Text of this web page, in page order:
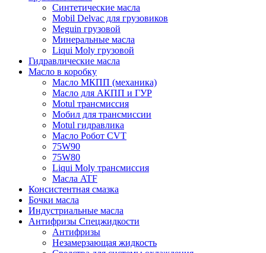
Синтетические масла
Mobil Delvac для грузовиков
Meguin грузовой
Минеральные масла
Liqui Moly грузовой
Гидравлические масла
Масло в коробку
Масло МКПП (механика)
Масло для АКПП и ГУР
Motul трансмиссия
Мобил для трансмиссии
Motul гидравлика
Масло Робот CVT
75W90
75W80
Liqui Moly трансмиссия
Масла ATF
Консистентная смазка
Бочки масла
Индустриальные масла
Антифризы Спецжидкости
Антифризы
Незамерзающая жидкость